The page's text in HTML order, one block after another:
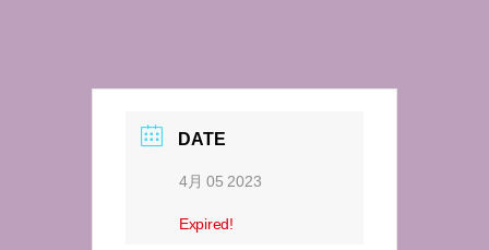
DATE
4月 05 2023
Expired!